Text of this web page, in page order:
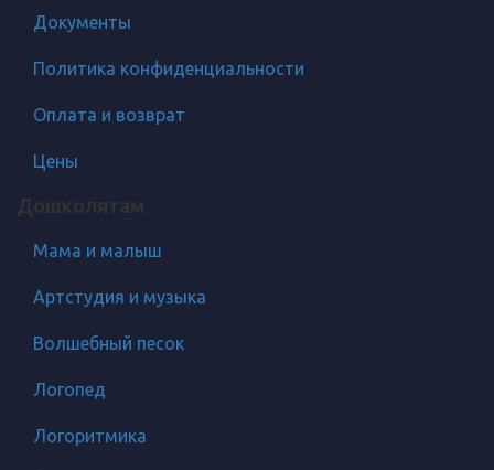
Документы
Политика конфиденциальности
Оплата и возврат
Цены
Дошколятам
Мама и малыш
Артстудия и музыка
Волшебный песок
Логопед
Логоритмика